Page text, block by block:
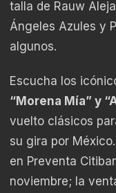
talla de Rauw
Ángeles Azules y
algunos.
Escucha los
“Morena Mía” y
vuelto clásicos
su gira por
en Preventa
noviembre; la